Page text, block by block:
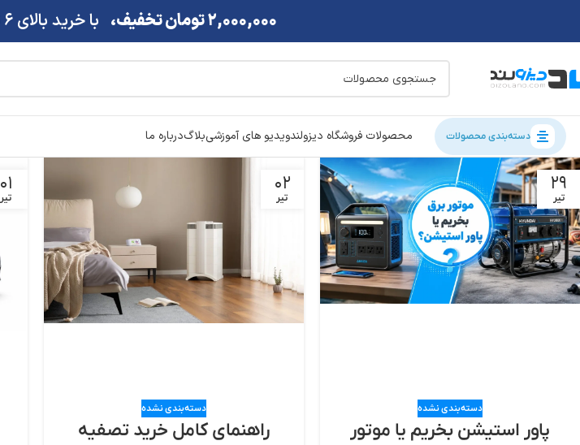
دسته‌بندی محصولات محصولات فروشگاه دیزولندویدیو های آموزشیبلاگدرباره ما
29
تیر
دسته‌بندی نشده
پاور استیشن بخریم یا موتور
02
تیر
دسته‌بندی نشده
راهنمای کامل خرید تصفیه
01
تیر
2,000,000 تومان تخفیف، با خرید بالای 6 تومان از دیجی پی